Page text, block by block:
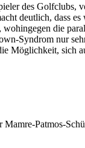
des Golfclubs,
deutlich, dass
die
Syndrom nur
Möglichkeit, sich
Patmos-